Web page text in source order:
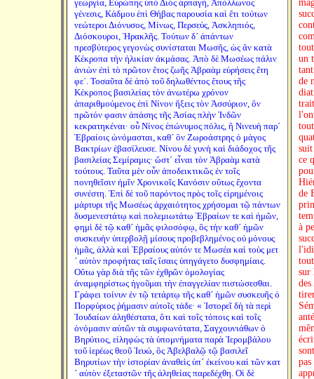
γεωργία, Εὐρώπης ὑπὸ Διὸς ἁρπαγή, Ἀπόλλωνος
γένεσις, Κάδμου ἐπὶ Θήβας παρουσία καὶ ἔτι τούτων
νεώτεροι Διόνυσος, Μίνως, Περσεύς, Ἀσκληπιός,
Διόσκουροι, Ἡρακλῆς. Τούτων δ´ ἁπάντων
πρεσβύτερος γεγονὼς συνίσταται Μωσῆς, ὡς ἂν κατὰ
Κέκροπα τὴν ἡλικίαν ἀκμάσας. Ἀπὸ δὲ Μωσέως πάλιν
ἀνιὼν ἐπὶ τὸ πρῶτον ἔτος ζωῆς Ἁβραὰμ εὑρήσεις ἔτη
φεʹ. Τοσαῦτα δὲ ἀπὸ τοῦ δηλωθέντος ἔτους τῆς
Κέκροπος βασιλείας τὸν ἀνωτέρω χρόνον
ἀπαριθμούμενος ἐπὶ Νίνον ἥξεις τὸν Ἀσσύριον, ὃν
πρῶτόν φασιν ἁπάσης τῆς Ἀσίας πλὴν Ἰνδῶν
κεκρατηκέναι· οὗ Νίνος ἐπώνυμος πόλις, ἣ Νινευὴ παρ´
Ἑβραίοις ὠνόμασται, καθ´ ὃν Ζωροάστρης ὁ μάγος
Βακτρίων ἐβασίλευσε. Νίνου δὲ γυνὴ καὶ διάδοχος τῆς
βασιλείας Σεμίραμις· ὥστ´ εἶναι τὸν Ἁβραὰμ κατὰ
τούτους. Ταῦτα μὲν οὖν ἀποδεικτικῶς ἐν τοῖς
πονηθεῖσιν ἡμῖν Χρονικοῖς Κανόσιν οὕτως ἔχοντα
συνέστη. Ἐπὶ δὲ τοῦ παρόντος πρὸς τοῖς εἰρημένοις
μάρτυρι τῆς Μωσέως ἀρχαιότητος χρήσομαι τῷ πάντων
δυσμενεστάτῳ καὶ πολεμιωτάτῳ Ἑβραίων τε καὶ ἡμῶν,
φημὶ δὲ τῷ καθ´ ἡμᾶς φιλοσόφῳ, ὃς τὴν καθ´ ἡμῶν
συσκευὴν ὑπερβολῇ μίσους προβεβλημένος οὐ μόνους
ἡμᾶς, ἀλλὰ καὶ Ἑβραίους αὐτόν τε Μωσέα καὶ τοὺς μετ
´ αὐτὸν προφήτας ταῖς ἴσαις ὑπηγάγετο δυσφημίαις.
Οὕτω γὰρ διὰ τῆς τῶν ἐχθρῶν ὁμολογίας
ἀναμφηρίστως ἡγοῦμαι τὴν ἐπαγγελίαν πιστώσεσθαι.
Γράφει τοίνυν ἐν τῷ τετάρτῳ τῆς καθ´ ἡμῶν συσκευῆς ὁ
Πορφύριος ῥήμασιν αὐτοῖς τάδε· « Ἱστορεῖ δὴ τὰ περὶ
Ἰουδαίων ἀληθέστατα, ὅτι καὶ τοῖς τόποις καὶ τοῖς
ὀνόμασιν αὐτῶν τὰ συμφωνότατα, Σαγχουνιάθων ὁ
Βηρύτιος, εἰληφὼς τὰ ὑπομνήματα παρὰ Ἱερομβάλου
τοῦ ἱερέως θεοῦ Ἰευώ, ὃς Ἀβελβαλῷ τῷ βασιλεῖ
Βηρυτίων τὴν ἱστορίαν ἀναθεὶς ὑπ´ ἐκείνου καὶ τῶν κατ
´ αὐτὸν ἐξεταστῶν τῆς ἀληθείας παρεδέχθη. Οἱ δὲ